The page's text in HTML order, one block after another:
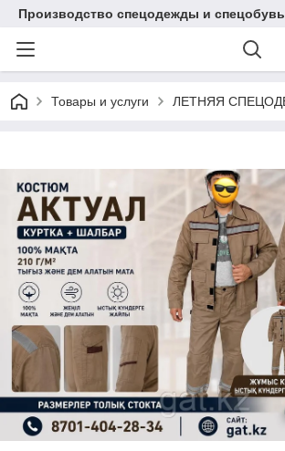
Производство спецодежды и
Товары и услуги ЛЕТНЯЯ